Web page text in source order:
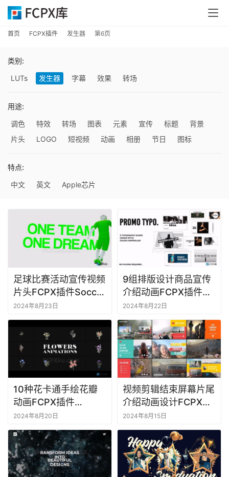
首页 FCPX插件 发生器 第6页
类别:
LUTs
发生器 字幕 效果 转场
用途:
调色
特效 转场 图表 元素 宣传 标题
背景
片头
LOGO 短视频 动画 相册 节日 图标
特点:
中文
英文 Apple芯片
足球比赛活动宣传视频
片头FCPX插件Soccer
Typographic Intro
2024年8月23日
9组排版设计商品宣传
介绍动画FCPX插件
Typography Promo
2024年8月22日
10种花卡通手绘花瓣
动画FCPX插件
Flowers Falling Into
Petals Animations
2024年8月20日
视频剪辑结束屏幕片尾
介绍动画设计FCPX插
件Social Media
Travel Scenes
2024年8月15日